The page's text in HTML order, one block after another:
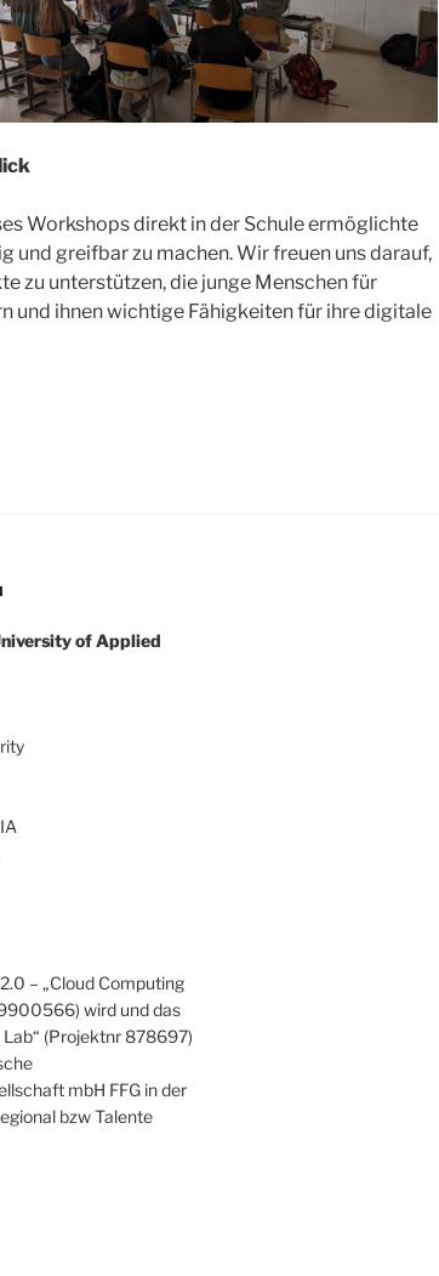
Workshops direkt in der Schule ermöglichte
und greifbar zu machen. Wir freuen uns darauf,
zu unterstützen, die junge Menschen für
und ihnen wichtige Fähigkeiten für ihre digitale
of Applied
– „Cloud Computing
wird und das
(Projektnr 878697)
mbH FFG in der
bzw Talente